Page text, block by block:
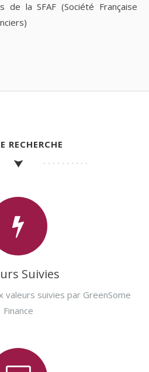
de la SFAF (Société Française
RECHERCHE
Suivies
valeurs suivies par GreenSome
Finance